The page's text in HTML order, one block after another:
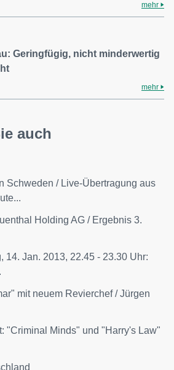
mehr
Geringfügig, nicht minderwertig
mehr
auch
Schweden / Live-Übertragung aus
Holding AG / Ergebnis 3.
14. Jan. 2013, 22.45 - 23.30 Uhr:
mit neuem Revierchef / Jürgen
"Criminal Minds" und "Harry's Law"